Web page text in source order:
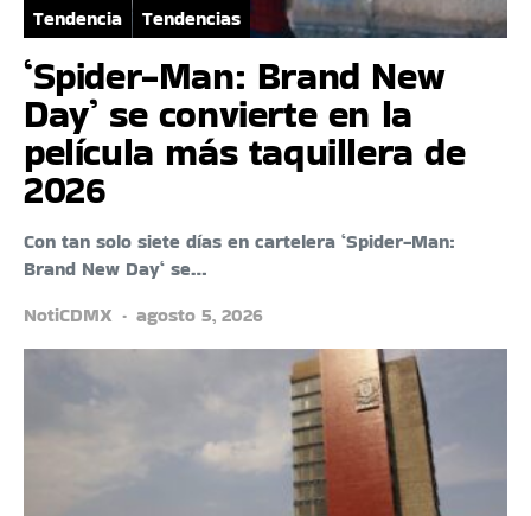
Tendencia Tendencias
‘Spider-Man: Brand New
Day’ se convierte en la
película más taquillera de
2026
Con tan solo siete días en cartelera ‘Spider-Man:
Brand New Day‘ se…
NotiCDMX
agosto 5, 2026